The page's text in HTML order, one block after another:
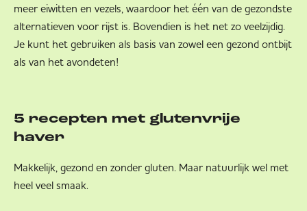
meer eiwitten en vezels, waardoor het één van de gezondste
alternatieven voor rijst is. Bovendien is het net zo veelzijdig.
Je kunt het gebruiken als basis van zowel een gezond ontbijt
als van het avondeten!
5 recepten met glutenvrije
haver
Makkelijk, gezond en zonder gluten. Maar natuurlijk wel met
heel veel smaak.